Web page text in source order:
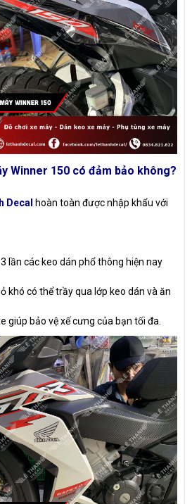
Winner 150 có đảm bảo không?
Decal hoàn toàn được nhập khẩu với
lần các keo dán phổ thông hiện nay
khó có thể trầy qua lớp keo dán và ăn
giúp bảo vệ xế cưng của bạn tối đa.